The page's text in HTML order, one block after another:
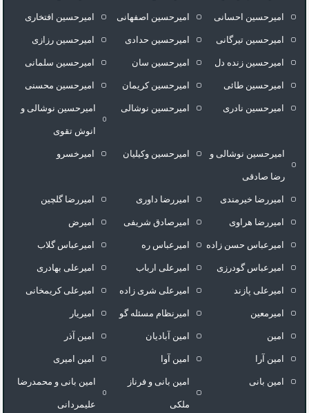
امیرحسین احسانی امیرحسین اصفهانی امیرحسین افتخاری
امیرحسین تیرگانی امیرحسین حدادی امیرحسین رزازی
امیرحسین زنده دل امیرحسین سان امیرحسین سلمانی
امیرحسین طائی امیرحسین کریمان امیرحسین محسنی
امیرحسین نادری امیرحسین نوشالی امیرحسین نوشالی و
انوش تقوی
امیرحسین نوشالی و
رضا صادقی
امیرحسین وکیلیان امیرخسرو
امیررضا خیرمندی امیررضا داوری امیررضا گلچین
امیررضا هراوی امیرصادق شریفی امیرض
امیرعباس حسن زاده امیرعباس ره امیرعباس گلاب
امیرعباس گودرزی امیرعلی ارباب امیرعلی بهادری
امیرعلی پازند امیرعلی شری زاده امیرعلی کریمخانی
امیرمعین امیرنظام مسئله گو امیریار
امین امین آبادیان امین آذر
امین آرا امین آوا امین امیری
امین بانی امین بانی و فرناز
ملکی
امین بانی و محمدرضا
علیمردانی